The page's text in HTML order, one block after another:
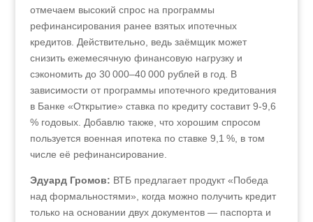
отмечаем высокий спрос на программы
рефинансирования ранее взятых ипотечных
кредитов. Действительно, ведь заёмщик может
снизить ежемесячную финансовую нагрузку и
сэкономить до 30 000–40 000 рублей в год. В
зависимости от программы ипотечного кредитования
в Банке «Открытие» ставка по кредиту составит 9-9,6
% годовых. Добавлю также, что хорошим спросом
пользуется военная ипотека по ставке 9,1 %, в том
числе её рефинансирование.
Эдуард Громов: ВТБ предлагает продукт «Победа
над формальностями», когда можно получить кредит
только на основании двух документов — паспорта и